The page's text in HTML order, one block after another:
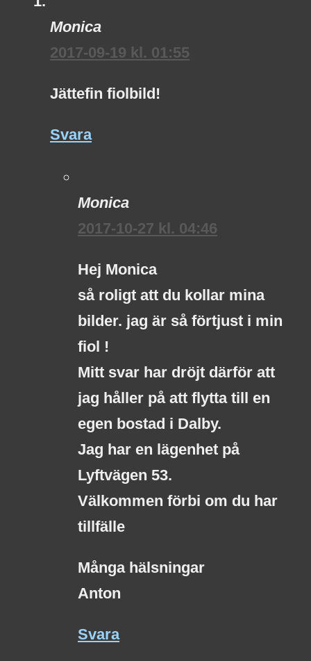
Monica
2017-09-19 kl. 01:55
Jättefin fiolbild!
Svara
Monica
2017-10-27 kl. 04:46
Hej Monica
så roligt att du kollar mina
bilder. jag är så förtjust i min
fiol !
Mitt svar har dröjt därför att
jag håller på att flytta till en
egen bostad i Dalby.
Jag har en lägenhet på
Lyftvägen 53.
Välkommen förbi om du har
tillfälle
Många hälsningar
Anton
Svara